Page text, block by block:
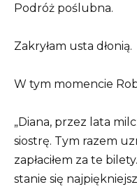
Podróż poślubna.
Zakryłam usta dłonią.
W tym momencie
„Diana, przez lata
siostrę. Tym razem
zapłaciłem za te
stanie się